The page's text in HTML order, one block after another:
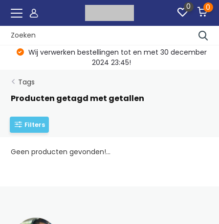
0 0
Wij verwerken bestellingen tot en met 30 december
2024 23:45!
Tags
Producten getagd met getallen
Filters
Geen producten gevonden!...